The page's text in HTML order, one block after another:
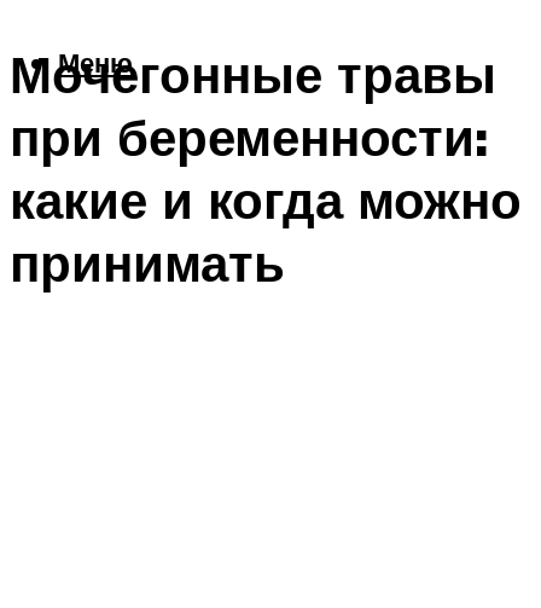
Меню
Мочегонные травы
при беременности:
какие и когда можно
принимать